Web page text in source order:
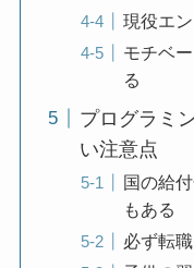
現役エ
モチベ
る
プログラミ
い注意点
国の給
もある
必ず転